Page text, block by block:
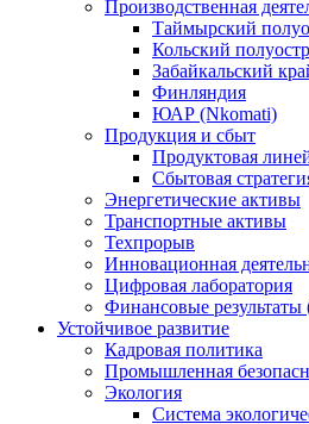
Производственная
Таймырский
Кольский
Забайкальский
Финляндия
ЮАР (Nkomati)
Продукция и сбыт
Продуктовая
Сбытовая
Энергетические активы
Транспортные активы
Техпрорыв
Инновационная
Цифровая лаборатория
Финансовые
Устойчивое развитие
Кадровая политика
Промышленная
Экология
Система